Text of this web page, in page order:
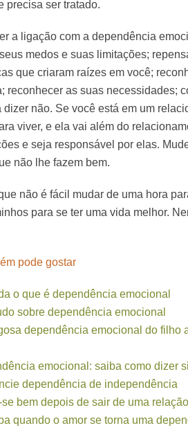
precisa ser tratado.
a ligação com a dependência
medos e suas limitações;
que criaram raízes em você;
reconhecer as suas necessidades;
dizer não. Se você está em um
viver, e ela vai além do
e seja responsável por elas.
não lhe fazem bem.
não é fácil mudar de uma hora
para se ter uma vida melhor.
pode gostar
o que é dependência emocional
sobre dependência emocional
dependência emocional do filho
emocional: saiba como dizer
dependência de independência
bem depois de sair de uma
quando o amor se torna uma